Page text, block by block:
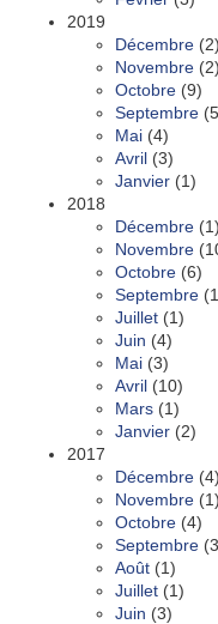
2019
Décembre (2)
Novembre (2)
Octobre (9)
Septembre
Mai (4)
Avril (3)
Janvier (1)
2018
Décembre (1)
Novembre
Octobre (6)
Septembre
Juillet (1)
Juin (4)
Mai (3)
Avril (10)
Mars (1)
Janvier (2)
2017
Décembre (4)
Novembre (1)
Octobre (4)
Septembre
Août (1)
Juillet (1)
Juin (3)